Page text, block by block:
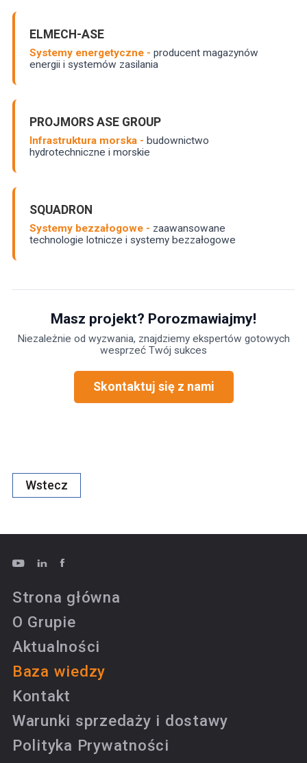
ELMECH-ASE
Systemy energetyczne - producent magazynów
energii i systemów zasilania
PROJMORS ASE GROUP
Infrastruktura morska - budownictwo
hydrotechniczne i morskie
SQUADRON
Systemy bezzałogowe - zaawansowane
technologie lotnicze i systemy bezzałogowe
Masz projekt? Porozmawiajmy!
Niezależnie od wyzwania, znajdziemy ekspertów gotowych
wesprzeć Twój sukces
Skontaktuj się z nami
Wstecz
Strona główna
O Grupie
Aktualności
Baza wiedzy
Kontakt
Warunki sprzedaży i dostawy
Polityka Prywatności